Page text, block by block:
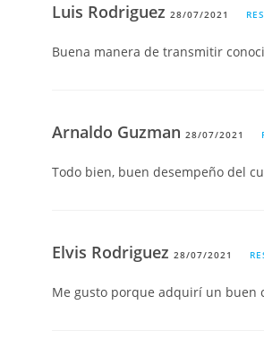
Luis Rodriguez28/07/2021
Buena manera de transmitir
Arnaldo Guzman28/07/2021
Todo bien, buen desempeño del
Elvis Rodriguez28/07/2021
Me gusto porque adquirí un buen